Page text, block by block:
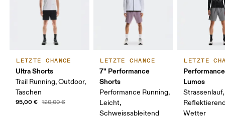
LETZTE CHANCE
Ultra Shorts
Trail Running, Outdoor,
Taschen
95,00 € 120,00 €
LETZTE CHANCE
7" Performance
Shorts
Performance Running,
Leicht,
Schweissableitend
LETZTE
Lumos
Strassenlauf,
Wetter